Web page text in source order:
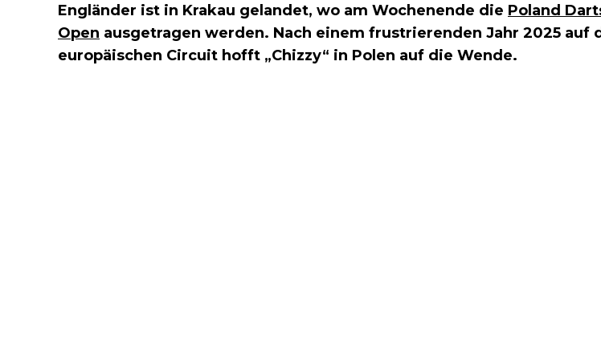
Engländer ist in Krakau gelandet, wo am Wochenende die Poland
Open ausgetragen werden. Nach einem frustrierenden Jahr 2025 auf
europäischen Circuit hofft „Chizzy“ in Polen auf die Wende.